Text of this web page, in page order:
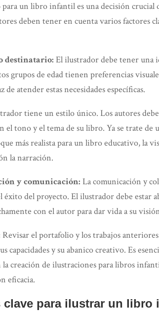
un libro infantil es una decisión
deben tener en cuenta varios factores
destinatario: El ilustrador debe tener una
grupos de edad tienen preferencias
de atender estas necesidades específicas.
tiene un estilo único. Los autores
el tono y el tema de su libro. Ya se trate
más realista para un libro educativo, la
la narración.
y comunicación: La comunicación y
éxito del proyecto. El ilustrador debe estar
con el autor para dar vida a su
Revisar el portafolio y los trabajos
capacidades y su abanico creativo. Es
creación de ilustraciones para libros
eficacia.
clave para ilustrar un libro